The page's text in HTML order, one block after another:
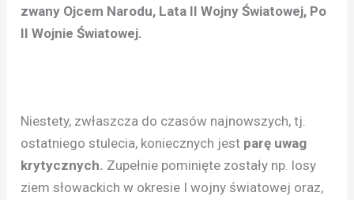
zwany Ojcem Narodu, Lata II Wojny Światowej, Po
II Wojnie Światowej.
Niestety, zwłaszcza do czasów najnowszych, tj.
ostatniego stulecia, koniecznych jest parę uwag
krytycznych. Zupełnie pominięte zostały np. losy
ziem słowackich w okresie I wojny światowej oraz,